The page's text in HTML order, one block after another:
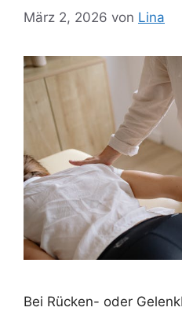
März 2, 2026 von Lina
Bei Rücken- oder